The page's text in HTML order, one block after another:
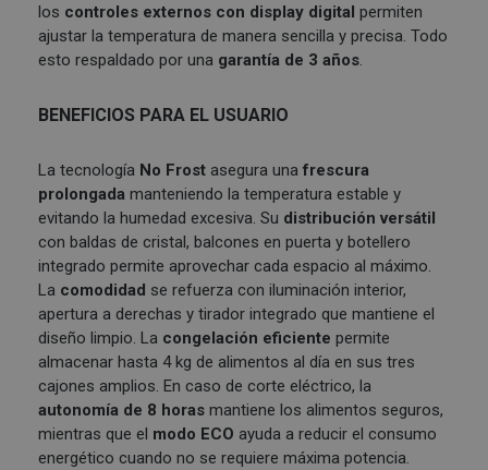
los controles externos con display digital permiten
ajustar la temperatura de manera sencilla y precisa. Todo
esto respaldado por una garantía de 3 años.
BENEFICIOS PARA EL USUARIO
La tecnología No Frost asegura una frescura
prolongada manteniendo la temperatura estable y
evitando la humedad excesiva. Su distribución versátil
con baldas de cristal, balcones en puerta y botellero
integrado permite aprovechar cada espacio al máximo.
La comodidad se refuerza con iluminación interior,
apertura a derechas y tirador integrado que mantiene el
diseño limpio. La congelación eficiente permite
almacenar hasta 4 kg de alimentos al día en sus tres
cajones amplios. En caso de corte eléctrico, la
autonomía de 8 horas mantiene los alimentos seguros,
mientras que el modo ECO ayuda a reducir el consumo
energético cuando no se requiere máxima potencia.